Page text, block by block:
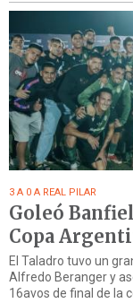
3 A 0 A REAL PILAR
Goleó
Copa
El Taladro tuvo un
Alfredo Beranger y
16avos de final de la